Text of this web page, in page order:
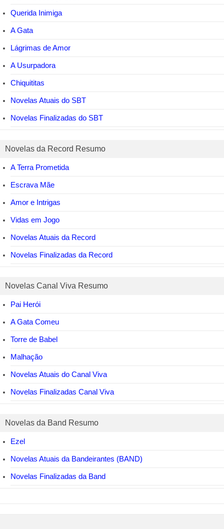
Querida Inimiga
A Gata
Lágrimas de Amor
A Usurpadora
Chiquititas
Novelas Atuais do SBT
Novelas Finalizadas do SBT
Novelas da Record Resumo
A Terra Prometida
Escrava Mãe
Amor e Intrigas
Vidas em Jogo
Novelas Atuais da Record
Novelas Finalizadas da Record
Novelas Canal Viva Resumo
Pai Herói
A Gata Comeu
Torre de Babel
Malhação
Novelas Atuais do Canal Viva
Novelas Finalizadas Canal Viva
Novelas da Band Resumo
Ezel
Novelas Atuais da Bandeirantes (BAND)
Novelas Finalizadas da Band